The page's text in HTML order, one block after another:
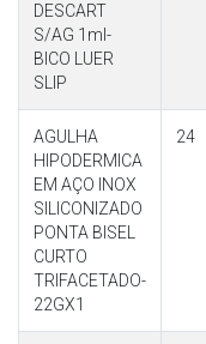
DESCART
S/AG 1ml-
BICO LUER
SLIP
AGULHA
HIPODERMICA
EM AÇO INOX
SILICONIZADO
PONTA BISEL
CURTO
TRIFACETADO-
22GX1
24